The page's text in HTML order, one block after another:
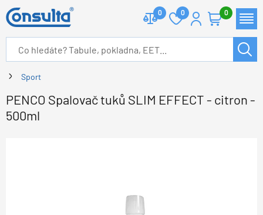
0 0 0
Sport
PENCO Spalovač tuků SLIM EFFECT - citron -
500ml